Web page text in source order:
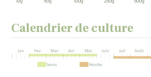
Calendrier de culture